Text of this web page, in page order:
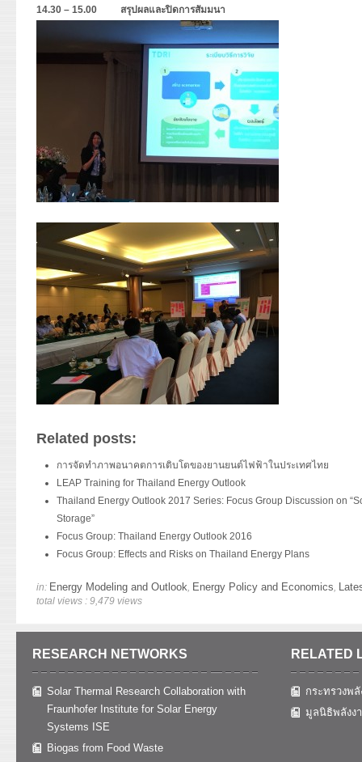
14.30 – 15.00 สรุปผลและปิดการสัมมนา
Related posts:
การจัดทำภาพอนาคตการเติบโตของยานยนต์ไฟฟ้าในประเทศไทย
LEAP Training for Thailand Energy Outlook
Thailand Energy Outlook 2017 Series: Focus Group Discussion on
Storage”
Focus Group: Thailand Energy Outlook 2016
Focus Group: Effects and Risks on Thailand Energy Plans
in: Energy Modeling and Outlook, Energy Policy and Economics,
total views : 9,479 views
RESEARCH NETWORKS
Solar Thermal Research Collaboration with
Fraunhofer Institute for Solar Energy
Systems ISE
Biogas from Food Waste
RELATED
กระทรวงพลั
มูลนิธิพลังง